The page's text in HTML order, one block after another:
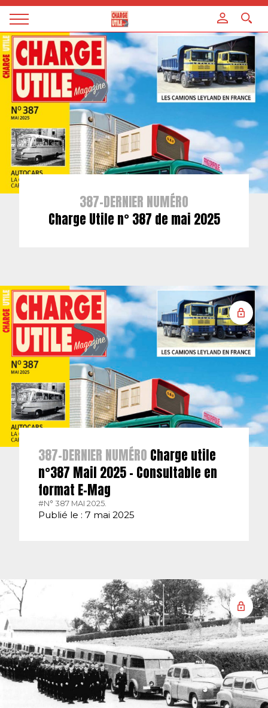
Magazine
Charge
utile
387-DERNIER NUMÉRO
Charge Utile n° 387 de mai 2025
387-DERNIER NUMÉRO Charge utile
n°387 Mail 2025 – Consultable en
format E-Mag
#N° 387 MAI 2025.
Publié le : 7 mai 2025
Panneau de gestion des cookies